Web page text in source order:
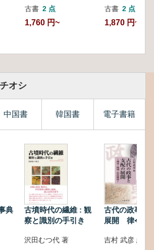
古書 2 点
1,760 円~
古書 2 点
1,870 円~
オシ
中国書 韓国書 電子書籍
典
古墳時代の繊維 : 観
察と識別の手引き
沢田むつ代 著
古代の政事と
展開 律令・
吉村 武彦 編集